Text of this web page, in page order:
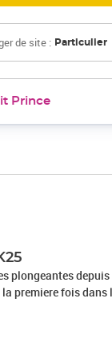
de site : Particulier
Prince
plongeantes
la premiere fois
immersif sur le
Tribal Chief